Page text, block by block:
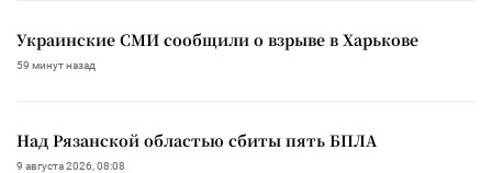
Украинские СМИ сообщили о взрыве в Харькове
59 минут назад
Над Рязанской областью сбиты пять БПЛА
9 августа 2026, 08:08